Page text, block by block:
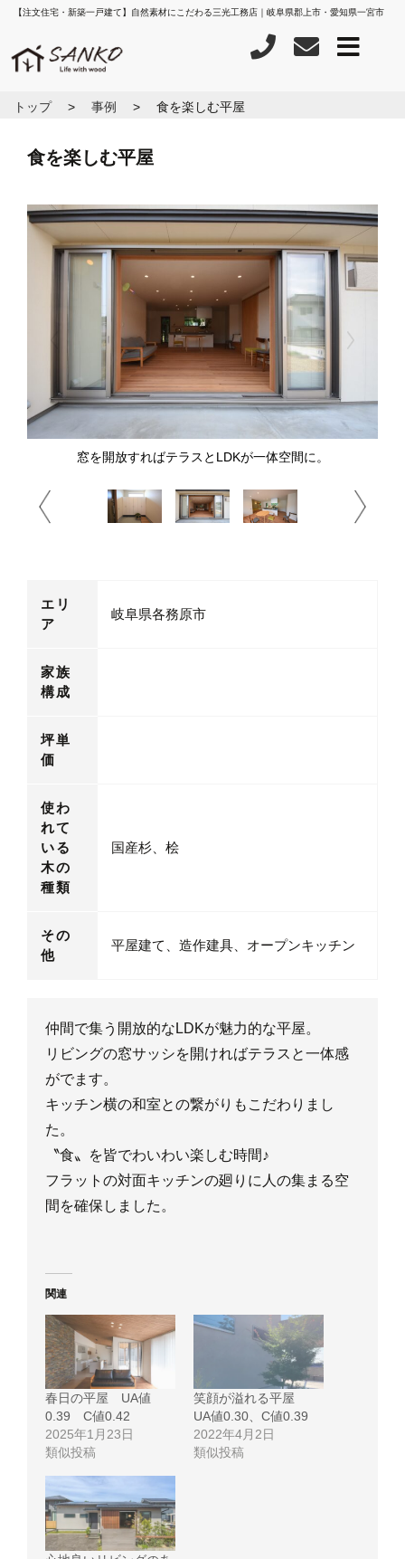
【注文住宅・新築一戸建て】自然素材にこだわる三光工務店｜岐阜県郡上市・愛知県一宮市
トップ 事例 食を楽しむ平屋
食を楽しむ平屋
窓を開放すればテラスとLDKが一体空間に。
エリ
ア
岐阜県各務原市
家族
構成
坪単
価
使わ
れて
いる
木の
種類
国産杉、桧
その
他
平屋建て、造作建具、オープンキッチン
仲間で集う開放的なLDKが魅力的な平屋。
リビングの窓サッシを開ければテラスと一体感
がでます。
キッチン横の和室との繋がりもこだわりまし
た。
〝食〟を皆でわいわい楽しむ時間♪
フラットの対面キッチンの廻りに人の集まる空
間を確保しました。
関連
春日の平屋 UA値
0.39 C値0.42
2025年1月23日
類似投稿
笑顔が溢れる平屋
UA値0.30、C値0.39
2022年4月2日
類似投稿